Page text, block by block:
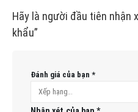
Hãy là người đầu tiên nhận
khẩu”
Đánh giá của bạn *